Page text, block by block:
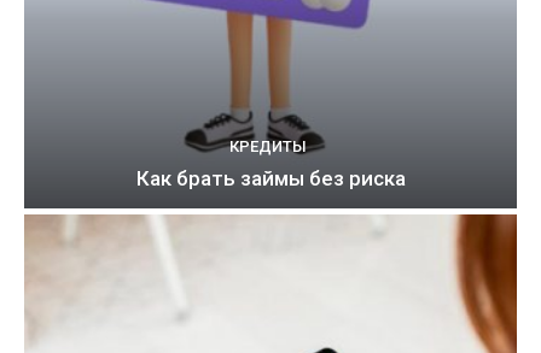
КРЕДИТЫ
Как брать займы без риска